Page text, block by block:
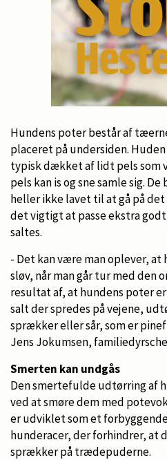
Hundens poter består af
placeret på undersiden.
typisk dækket af lidt pels som
pels kan is og sne samle sig.
heller ikke lavet til at gå på
det vigtigt at passe ekstra
saltes.
- Det kan være man oplever,
sløv, når man går tur med den
resultat af, at hundens poter
salt der spredes på vejene,
sprækker eller sår, som er
Jens Jokumsen,
Smerten kan undgås
Den smertefulde udtørring af
ved at smøre dem med
er udviklet som et
hunderacer, der forhindrer, at
sprækker på trædepuderne.